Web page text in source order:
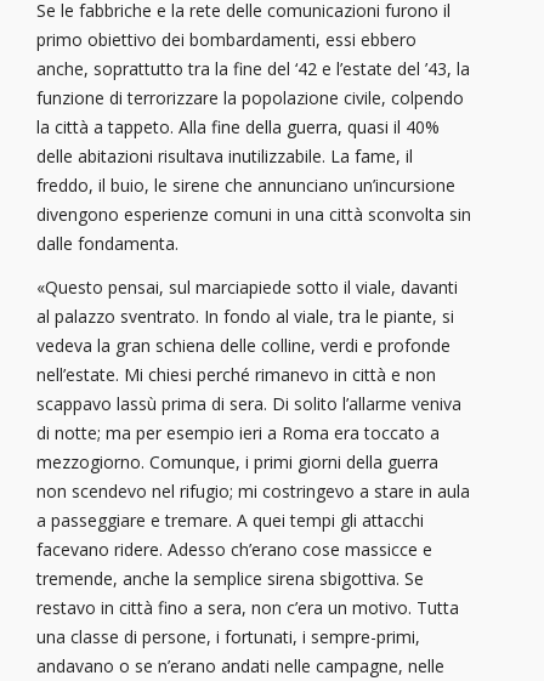
Se le fabbriche e la rete delle comunicazioni furono il
primo obiettivo dei bombardamenti, essi ebbero
anche, soprattutto tra la fine del ‘42 e l’estate del ’43, la
funzione di terrorizzare la popolazione civile, colpendo
la città a tappeto. Alla fine della guerra, quasi il 40%
delle abitazioni risultava inutilizzabile. La fame, il
freddo, il buio, le sirene che annunciano un’incursione
divengono esperienze comuni in una città sconvolta sin
dalle fondamenta.
«Questo pensai, sul marciapiede sotto il viale, davanti
al palazzo sventrato. In fondo al viale, tra le piante, si
vedeva la gran schiena delle colline, verdi e profonde
nell’estate. Mi chiesi perché rimanevo in città e non
scappavo lassù prima di sera. Di solito l’allarme veniva
di notte; ma per esempio ieri a Roma era toccato a
mezzogiorno. Comunque, i primi giorni della guerra
non scendevo nel rifugio; mi costringevo a stare in aula
a passeggiare e tremare. A quei tempi gli attacchi
facevano ridere. Adesso ch’erano cose massicce e
tremende, anche la semplice sirena sbigottiva. Se
restavo in città fino a sera, non c’era un motivo. Tutta
una classe di persone, i fortunati, i sempre-primi,
andavano o se n’erano andati nelle campagne, nelle